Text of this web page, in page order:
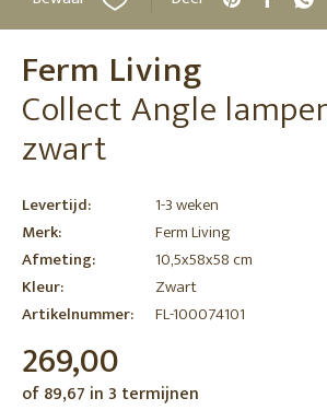
Ferm Living
Collect Angle
zwart
Levertijd:
1-3 weken
Merk:
Ferm Living
Afmeting:
10,5x58x58 cm
Kleur:
Zwart
Artikelnummer:
FL-100074101
269,00
of 89,67 in 3 termijnen